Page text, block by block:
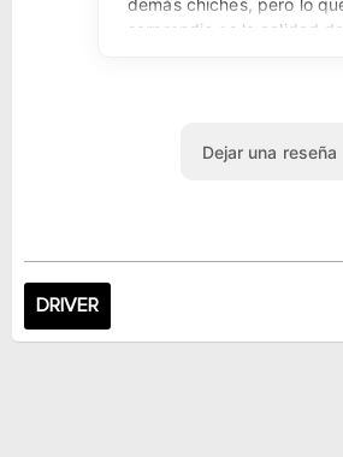
DRIVER